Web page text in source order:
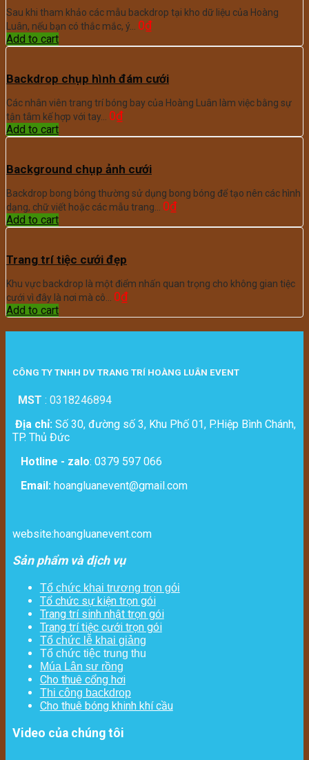
Sau khi tham khảo các mẫu backdrop tại kho dữ liệu của Hoàng
Luân, nếu bạn có thắc mắc, ý… 0₫
Add to cart
Backdrop chụp hình đám cưới
Các nhân viên trang trí bóng bay của Hoàng Luân làm việc bằng sự
tận tâm kế hợp với tay… 0₫
Add to cart
Background chụp ảnh cưới
Backdrop bong bóng thường sử dụng bong bóng để tạo nên các hình
dạng, chữ viết hoặc các mẫu trang… 0₫
Add to cart
Trang trí tiệc cưới đẹp
Khu vực backdrop là một điểm nhấn quan trọng cho không gian tiệc
cưới vì đây là nơi mà cô… 0₫
Add to cart
CÔNG TY TNHH DV TRANG TRÍ HOÀNG LUÂN EVENT
MST : 0318246894
Địa chỉ: Số 30, đường số 3, Khu Phố 01, P.Hiệp Bình Chánh,
TP. Thủ Đức
Hotline - zalo: 0379 597 066
Email: hoangluanevent@gmail.com
website:hoangluanevent.com
Sản phẩm và dịch vụ
Tổ chức khai trương trọn gói
Tổ chức sự kiện trọn gói
Trang trí sinh nhật trọn gói
Trang trí tiệc cưới trọn gói
Tổ chức lễ khai giảng
Tổ chức tiệc trung thu
Múa Lân sư rồng
Cho thuê cổng hơi
Thi công backdrop
Cho thuê bóng khinh khí cầu
Video của chúng tôi